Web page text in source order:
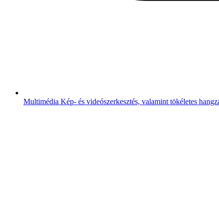
Multimédia Kép- és videószerkesztés, valamint tökéletes